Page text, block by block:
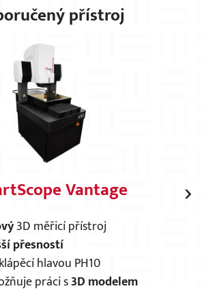
přístroj
Vantage
3D měřicí přístroj
přesností
hlavou PH10
práci s3D modelem
›